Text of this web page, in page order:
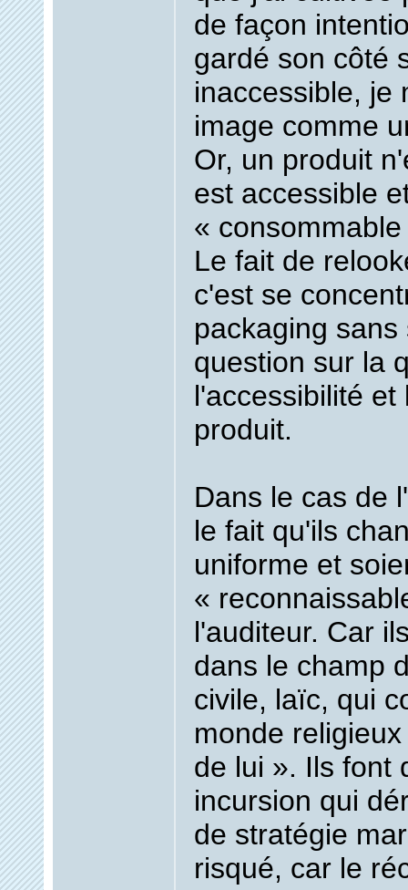
de façon
gardé son côté
inaccessible, je
image comme
Or, un produit
est accessible
«
Le fait de
c'est se
packaging
question sur la
l'accessibilité
produit.
Dans le cas de
le fait qu'ils
uniforme et
«
l'auditeur. Car
dans le champ
civile, laïc, qui
monde
de lui ». Ils font
incursion qui
de stratégie
risqué, car le